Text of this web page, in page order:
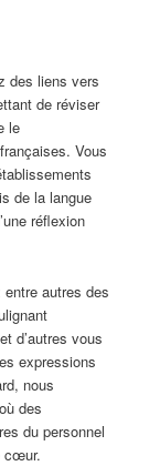
des liens vers
de réviser
le
Vous
de la langue
réflexion
autres des
d’autres vous
expressions
nous
des
du personnel
cœur.